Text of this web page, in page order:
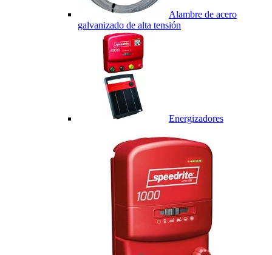
Alambre de acero
galvanizado de alta tensión
Energizadores